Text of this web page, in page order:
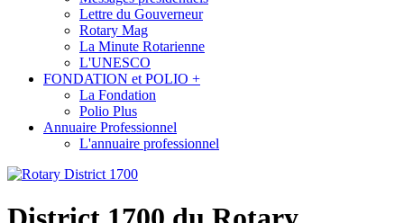
Lettre du Gouverneur
Rotary Mag
La Minute Rotarienne
L'UNESCO
FONDATION et POLIO +
La Fondation
Polio Plus
Annuaire Professionnel
L'annuaire professionnel